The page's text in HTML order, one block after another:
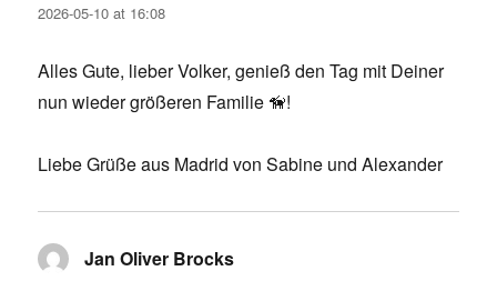
2026-05-10 at 16:08
Alles Gute, lieber Volker, genieß den Tag mit Deiner
nun wieder größeren Familie 🦮!
Liebe Grüße aus Madrid von Sabine und Alexander
Jan Oliver Brocks